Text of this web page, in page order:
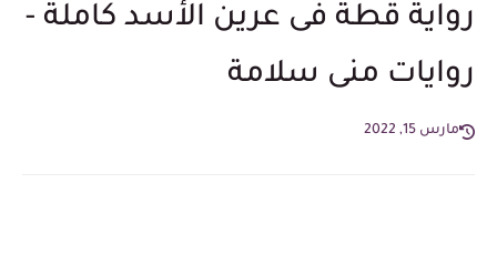
رواية قطة فى عرين الأسد كاملة -
روايات منى سلامة
مارس 15, 2022